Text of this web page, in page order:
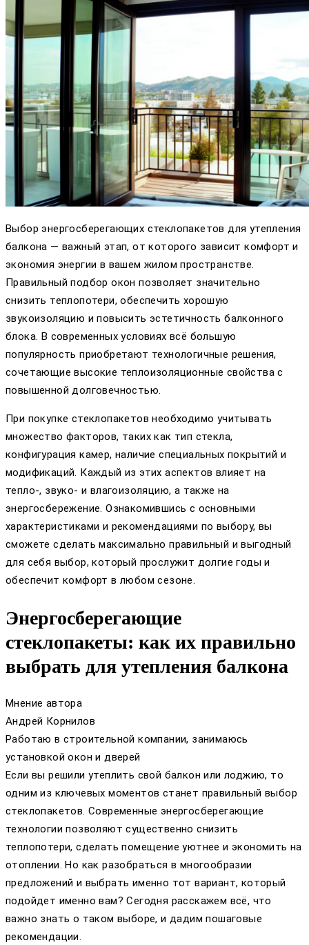
Выбор энергосберегающих стеклопакетов для утепления
балкона — важный этап, от которого зависит комфорт и
экономия энергии в вашем жилом пространстве.
Правильный подбор окон позволяет значительно
снизить теплопотери, обеспечить хорошую
звукоизоляцию и повысить эстетичность балконного
блока. В современных условиях всё большую
популярность приобретают технологичные решения,
сочетающие высокие теплоизоляционные свойства с
повышенной долговечностью.
При покупке стеклопакетов необходимо учитывать
множество факторов, таких как тип стекла,
конфигурация камер, наличие специальных покрытий и
модификаций. Каждый из этих аспектов влияет на
тепло-, звуко- и влагоизоляцию, а также на
энергосбережение. Ознакомившись с основными
характеристиками и рекомендациями по выбору, вы
сможете сделать максимально правильный и выгодный
для себя выбор, который прослужит долгие годы и
обеспечит комфорт в любом сезоне.
Энергосберегающие
стеклопакеты: как их правильно
выбрать для утепления балкона
Мнение автора
Андрей Корнилов
Работаю в строительной компании, занимаюсь
установкой окон и дверей
Если вы решили утеплить свой балкон или лоджию, то
одним из ключевых моментов станет правильный выбор
стеклопакетов. Современные энергосберегающие
технологии позволяют существенно снизить
теплопотери, сделать помещение уютнее и экономить на
отоплении. Но как разобраться в многообразии
предложений и выбрать именно тот вариант, который
подойдет именно вам? Сегодня расскажем всё, что
важно знать о таком выборе, и дадим пошаговые
рекомендации.